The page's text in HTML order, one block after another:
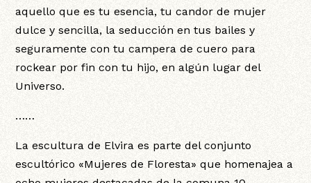
aquello que es tu esencia, tu candor de mujer
dulce y sencilla, la seducción en tus bailes y
seguramente con tu campera de cuero para
rockear por fin con tu hijo, en algún lugar del
Universo.
……
La escultura de Elvira es parte del conjunto
escultórico «Mujeres de Floresta» que homenajea a